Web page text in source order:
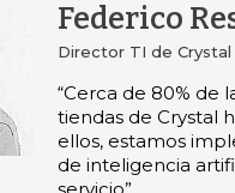
Federico
Director TI de Crystal
“Cerca de 80% de
tiendas de Crystal
ellos, estamos
de inteligencia